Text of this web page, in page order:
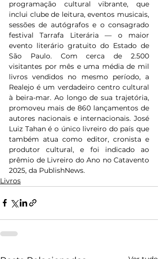
programação cultural vibrante, que
inclui clube de leitura, eventos musicais,
sessões de autógrafos e o consagrado
festival Tarrafa Literária — o maior
evento literário gratuito do Estado de
São Paulo. Com cerca de 2.500
visitantes por mês e uma média de mil
livros vendidos no mesmo período, a
Realejo é um verdadeiro centro cultural
à beira-mar. Ao longo de sua trajetória,
promoveu mais de 860 lançamentos de
autores nacionais e internacionais. José
Luiz Tahan é o único livreiro do país que
também atua como editor, cronista e
produtor cultural, e foi indicado ao
prêmio de Livreiro do Ano no Catavento
2025, da PublishNews.
Livros